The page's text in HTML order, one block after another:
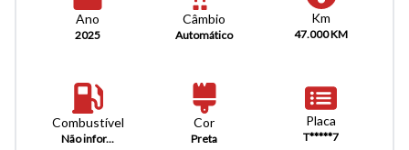
Ano
2025
Câmbio
Automático
Km
47.000 KM
Combustível
Não infor...
Cor
Preta
Placa
T*****7